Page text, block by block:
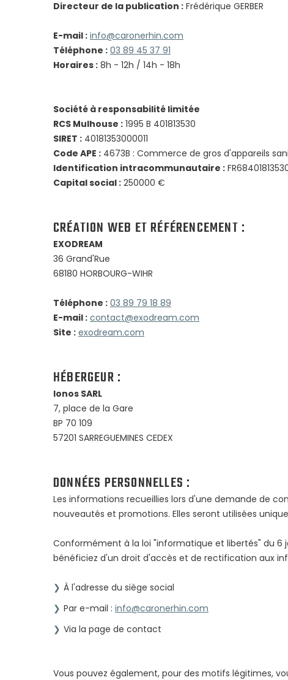
Directeur de la publication : Frédérique GERBER
E-mail : info@caronerhin.com
Téléphone : 03 89 45 37 91
Horaires : 8h - 12h / 14h - 18h
Société à responsabilité limitée
RCS Mulhouse : 1995 B 401813530
SIRET : 40181353000011
Code APE : 4673B : Commerce de gros d'appareils
Identification intracommunautaire :
Capital social : 250000 €
CRÉATION WEB ET RÉFÉRENCEMENT :
EXODREAM
36 Grand'Rue
68180 HORBOURG-WIHR
Téléphone : 03 89 79 18 89
E-mail : contact@exodream.com
Site : exodream.com
HÉBERGEUR :
Ionos SARL
7, place de la Gare
BP 70 109
57201 SARREGUEMINES CEDEX
DONNÉES PERSONNELLES :
Les informations recueillies lors d'une demande de
nouveautés et promotions. Elles seront utilisées
Conformément à la loi "informatique et libertés" du 6
bénéficiez d'un droit d'accès et de rectification aux
À l'adresse du siège social
Par e-mail : info@caronerhin.com
Via la page de contact
Vous pouvez également, pour des motifs légitimes,